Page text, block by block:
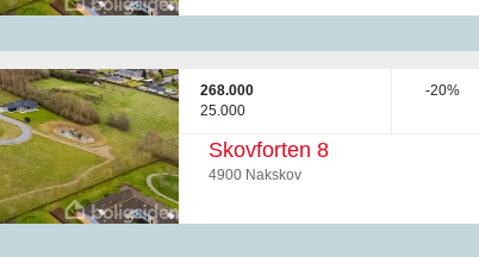
268.000
25.000
-20%
Skovforten 8
4900 Nakskov